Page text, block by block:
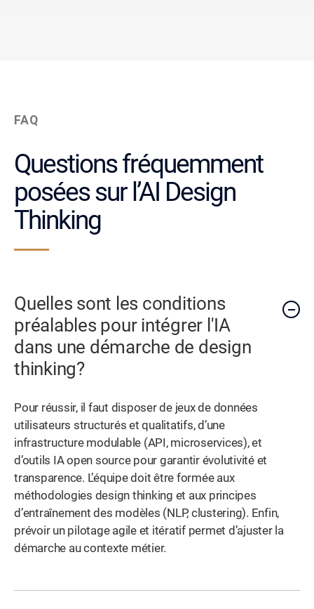
FAQ
Questions fréquemment
posées sur l’AI Design
Thinking
Quelles sont les conditions
préalables pour intégrer l'IA
dans une démarche de design
thinking?
Pour réussir, il faut disposer de jeux de données
utilisateurs structurés et qualitatifs, d’une
infrastructure modulable (API, microservices), et
d’outils IA open source pour garantir évolutivité et
transparence. L’équipe doit être formée aux
méthodologies design thinking et aux principes
d’entraînement des modèles (NLP, clustering). Enfin,
prévoir un pilotage agile et itératif permet d’ajuster la
démarche au contexte métier.